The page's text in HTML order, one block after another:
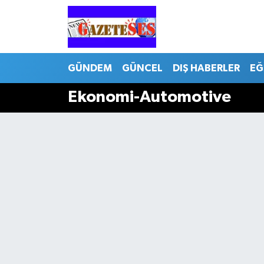
GÜNDEM GÜNCEL DIŞ HABERLER
Ekonomi-Automotive